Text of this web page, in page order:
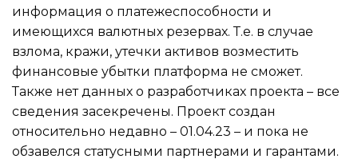
информация о платежеспособности и
имеющихся валютных резервах. Т.е. в случае
взлома, кражи, утечки активов возместить
финансовые убытки платформа не сможет.
Также нет данных о разработчиках проекта – все
сведения засекречены. Проект создан
относительно недавно – 01.04.23 – и пока не
обзавелся статусными партнерами и гарантами.